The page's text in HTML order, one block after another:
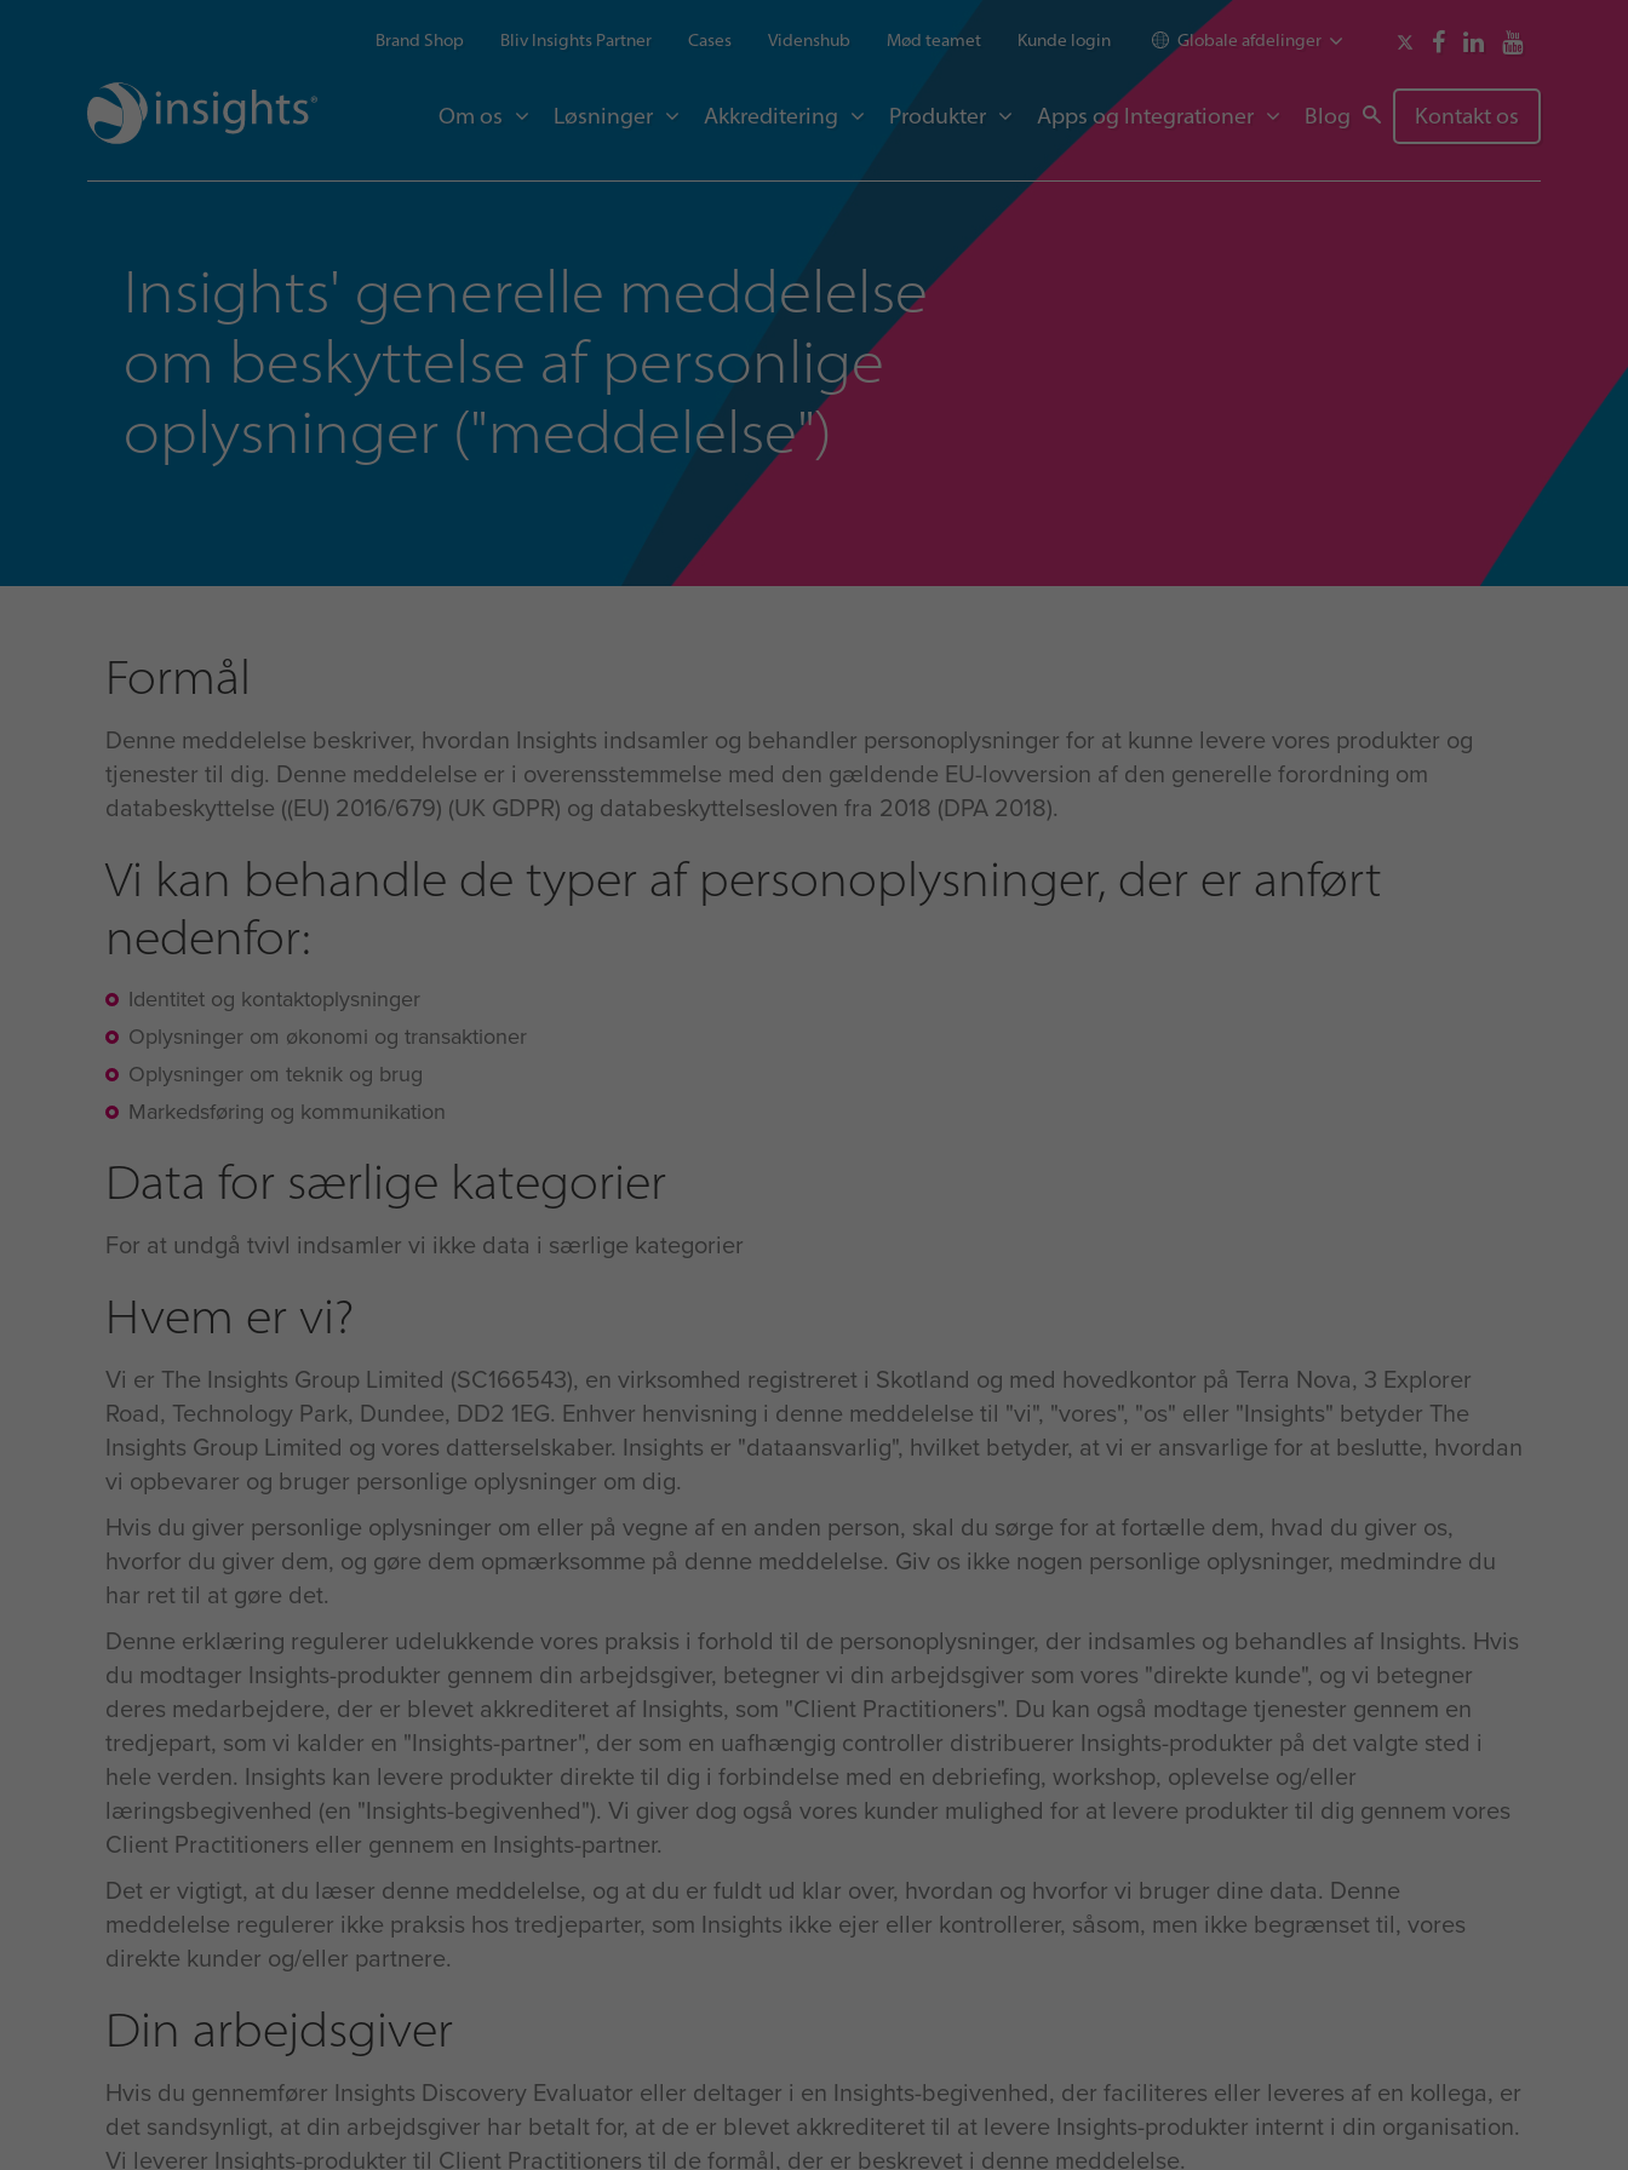
Brand Shop Bliv Insights Partner Cases Videnshub Mød teamet Kunde login Globale afdelinger
Om os Løsninger Akkreditering Produkter Apps og Integrationer Blog Kontakt os
Insights' generelle meddelelse
om beskyttelse af personlige
oplysninger ("meddelelse")
Formål
Denne meddelelse beskriver, hvordan Insights indsamler og behandler personoplysninger for at kunne levere vores produkter og
tjenester til dig. Denne meddelelse er i overensstemmelse med den gældende EU-lovversion af den generelle forordning om
databeskyttelse ((EU) 2016/679) (UK GDPR) og databeskyttelsesloven fra 2018 (DPA 2018).
Vi kan behandle de typer af personoplysninger, der er anført
nedenfor:
Identitet og kontaktoplysninger
Oplysninger om økonomi og transaktioner
Oplysninger om teknik og brug
Markedsføring og kommunikation
Data for særlige kategorier
For at undgå tvivl indsamler vi ikke data i særlige kategorier
Hvem er vi?
Vi er The Insights Group Limited (SC166543), en virksomhed registreret i Skotland og med hovedkontor på Terra Nova, 3 Explorer
Road, Technology Park, Dundee, DD2 1EG. Enhver henvisning i denne meddelelse til "vi", "vores", "os" eller "Insights" betyder The
Insights Group Limited og vores datterselskaber. Insights er "dataansvarlig", hvilket betyder, at vi er ansvarlige for at beslutte, hvordan
vi opbevarer og bruger personlige oplysninger om dig.
Hvis du giver personlige oplysninger om eller på vegne af en anden person, skal du sørge for at fortælle dem, hvad du giver os,
hvorfor du giver dem, og gøre dem opmærksomme på denne meddelelse. Giv os ikke nogen personlige oplysninger, medmindre du
har ret til at gøre det.
Denne erklæring regulerer udelukkende vores praksis i forhold til de personoplysninger, der indsamles og behandles af Insights. Hvis
du modtager Insights-produkter gennem din arbejdsgiver, betegner vi din arbejdsgiver som vores "direkte kunde", og vi betegner
deres medarbejdere, der er blevet akkrediteret af Insights, som "Client Practitioners". Du kan også modtage tjenester gennem en
tredjepart, som vi kalder en "Insights-partner", der som en uafhængig controller distribuerer Insights-produkter på det valgte sted i
hele verden. Insights kan levere produkter direkte til dig i forbindelse med en debriefing, workshop, oplevelse og/eller
læringsbegivenhed (en "Insights-begivenhed"). Vi giver dog også vores kunder mulighed for at levere produkter til dig gennem vores
Client Practitioners eller gennem en Insights-partner.
Det er vigtigt, at du læser denne meddelelse, og at du er fuldt ud klar over, hvordan og hvorfor vi bruger dine data. Denne
meddelelse regulerer ikke praksis hos tredjeparter, som Insights ikke ejer eller kontrollerer, såsom, men ikke begrænset til, vores
direkte kunder og/eller partnere.
Din arbejdsgiver
Hvis du gennemfører Insights Discovery Evaluator eller deltager i en Insights-begivenhed, der faciliteres eller leveres af en kollega, er
det sandsynligt, at din arbejdsgiver har betalt for, at de er blevet akkrediteret til at levere Insights-produkter internt i din organisation.
Vi leverer Insights-produkter til Client Practitioners til de formål, der er beskrevet i denne meddelelse.